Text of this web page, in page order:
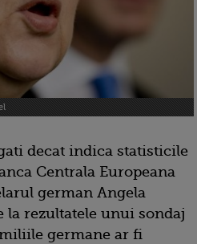
decat indica statisticile
Centrala Europeana
german Angela
la rezultatele unui sondaj
germane ar fi